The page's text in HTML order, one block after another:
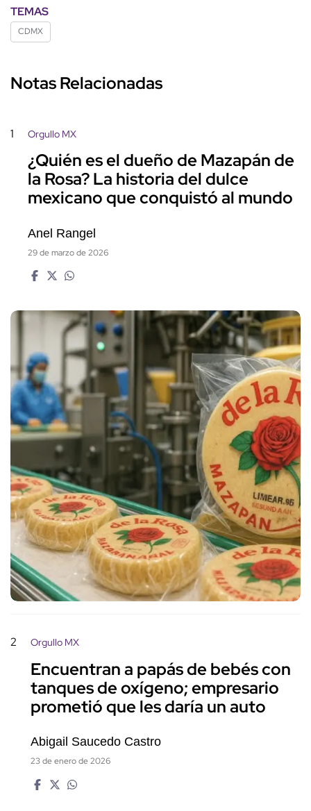
TEMAS
CDMX
Notas Relacionadas
1 Orgullo MX
¿Quién es el dueño de Mazapán de
la Rosa? La historia del dulce
mexicano que conquistó al mundo
Anel Rangel
29 de marzo de 2026
2 Orgullo MX
Encuentran a papás de bebés con
tanques de oxígeno; empresario
prometió que les daría un auto
Abigail Saucedo Castro
23 de enero de 2026